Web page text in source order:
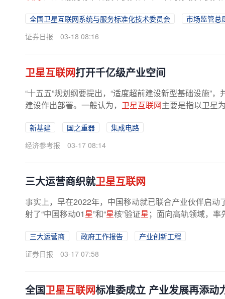
全国卫星互联网系统与服务标准化技术委员会
市场监管总
证券日报
03-18 08:16
卫星互联网打开千亿级产业空间
“十五五”规划纲要提出，“适度超前建设新型基础设施”
建设作出部署。一般认为， 卫星互联网主要是指以卫星
新基建 国之重器
集成电路
经济参考报
03-17 08:14
三大运营商织就卫星互联网
事实上，早在2022年，中国移动就已联合产业伙伴启动
射了“中国移动01星”和“星核”验证星 ；面向高轨领域，
三大运营商 政府工作报告
产业创新工程
证券日报
03-17 07:58
全国卫星互联网标准委成立 产业发展再添动